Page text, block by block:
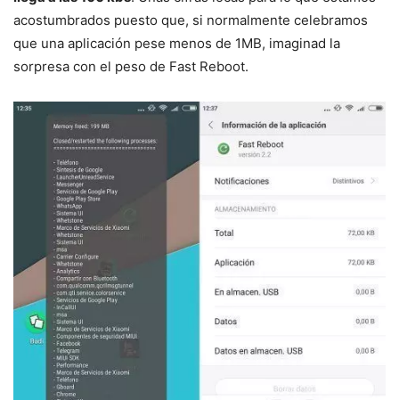
acostumbrados puesto que, si normalmente celebramos
que una aplicación pese menos de 1MB, imaginad la
sorpresa con el peso de Fast Reboot.